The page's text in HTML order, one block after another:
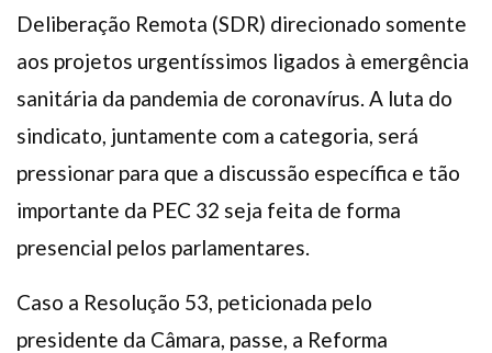
Deliberação Remota (SDR) direcionado somente
aos projetos urgentíssimos ligados à emergência
sanitária da pandemia de coronavírus. A luta do
sindicato, juntamente com a categoria, será
pressionar para que a discussão específica e tão
importante da PEC 32 seja feita de forma
presencial pelos parlamentares.
Caso a Resolução 53, peticionada pelo
presidente da Câmara, passe, a Reforma